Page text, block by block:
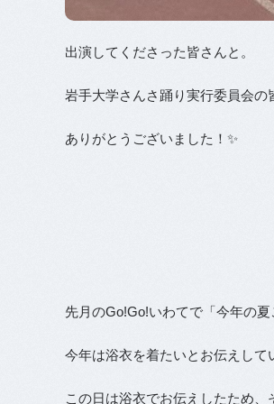
出演してくださった皆さんと。
岩手大学さんさ踊り実行委員会の
ありがとうございました！✨
先月のGo!Go!いわてで「今年の
今年は浴衣を着たいとお伝えして
この日は浴衣でお伝えしたため、